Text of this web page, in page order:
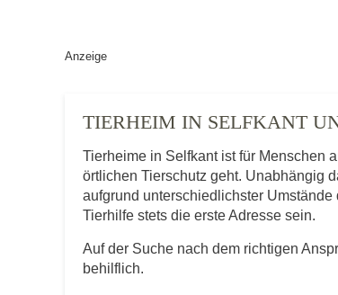
Anzeige
TIERHEIM IN SELFKANT
Tierheime in Selfkant ist für Menschen
örtlichen Tierschutz geht. Unabhängig
aufgrund unterschiedlichster
Tierhilfe stets die erste Adresse sein.
Auf der Suche nach dem richtigen
behilflich.